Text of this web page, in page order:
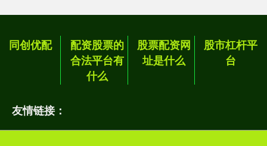
同创优配
配资股票的
合法平台有
什么
股票配资网
址是什么
股市杠杆平
台
友情链接：